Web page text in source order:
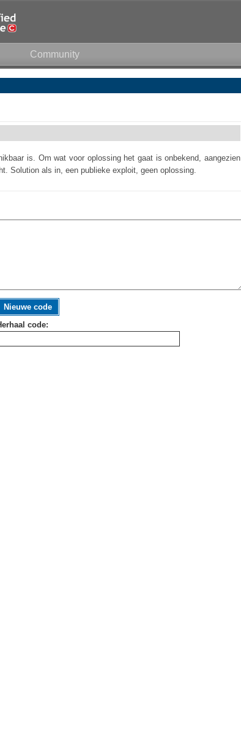
Community
is. Om wat voor oplossing het gaat is onbekend, aangezien
Solution als in, een publieke exploit, geen oplossing.
Nieuwe code
code: